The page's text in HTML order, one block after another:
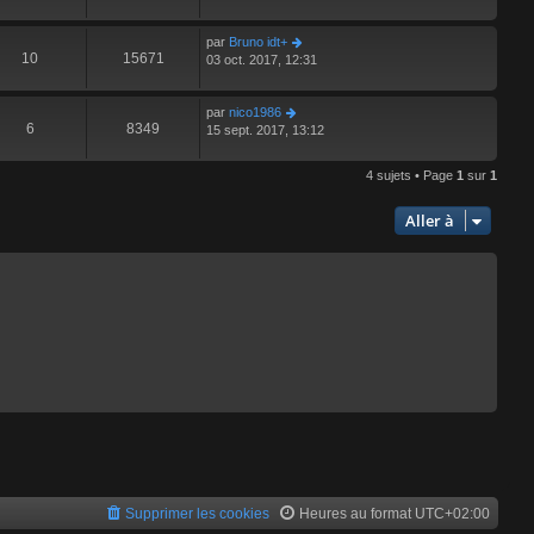
10 15671
par Bruno idt+
03 oct. 2017, 12:31
6 8349
par nico1986
15 sept. 2017, 13:12
4 sujets • Page 1 sur 1
Aller à
Heures au format UTC+02:00
Supprimer les cookies